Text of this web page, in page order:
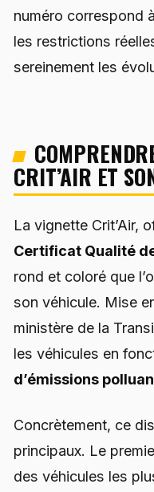
numéro correspond
les restrictions
sereinement les
CRIT’AIR ET
La vignette Crit’Air,
Certificat Qualité
rond et coloré que
son véhicule. Mise
ministère de la
les véhicules en
d’émissions
Concrètement, ce
principaux. Le
des véhicules les